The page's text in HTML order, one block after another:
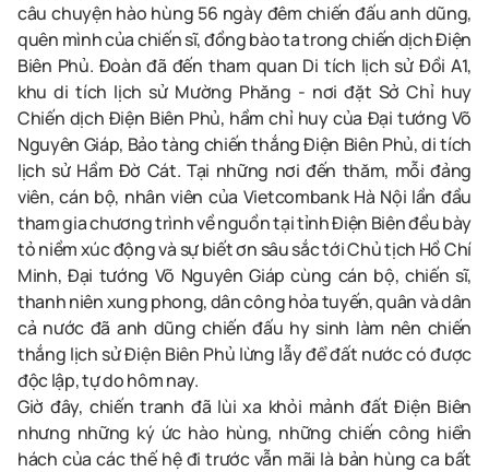
câu chuyện hào hùng 56 ngày đêm chiến đấu anh dũng,
quên mình của chiến sĩ, đồng bào ta trong chiến dịch Điện
Biên Phủ. Đoàn đã đến tham quan Di tích lịch sử Đồi A1,
khu di tích lịch sử Mường Phăng - nơi đặt Sở Chỉ huy
Chiến dịch Điện Biên Phủ, hầm chỉ huy của Đại tướng Võ
Nguyên Giáp, Bảo tàng chiến thắngĐiện Biên Phủ,di tích
lịch sử Hầm Đờ Cát. Tại những nơi đến thăm, mỗi đảng
viên, cán bộ, nhân viên của Vietcombank Hà Nội lần đầu
tham gia chương trình về nguồn tại tỉnh Điện Biên đều bày
tỏ niềm xúc động và sự biết ơn sâu sắc tới Chủ tịch Hồ Chí
Minh, Đại tướng Võ Nguyên Giáp cùng cán bộ, chiến sĩ,
thanh niên xung phong, dân công hỏa tuyến, quân và dân
cả nước đã anh dũng chiến đấu hy sinh làm nên chiến
thắng lịch sử Điện Biên Phủ lừng lẫyđể đất nước có được
độc lập, tự do hôm nay.
Giờ đây, chiến tranh đã lùi xa khỏi mảnh đất Điện Biên
nhưng những ký ức hào hùng, những chiến công hiển
hách của các thế hệ đi trước vẫn mãi là bản hùng ca bất